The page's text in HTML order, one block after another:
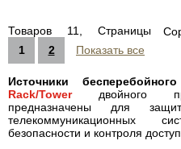
Товаров 11, Страницы
1
2 Показать все
Источники
Rack/Towerдвойного
предназначены для
телекоммуникационных
безопасности и контроля